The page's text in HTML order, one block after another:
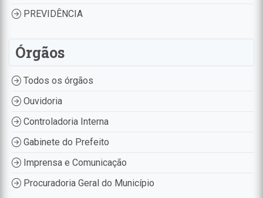
PREVIDÊNCIA
Órgãos
Todos os órgãos
Ouvidoria
Controladoria Interna
Gabinete do Prefeito
Imprensa e Comunicação
Procuradoria Geral do Município